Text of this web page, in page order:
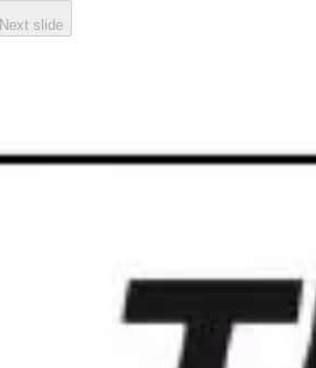
Next slide